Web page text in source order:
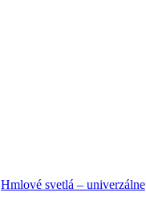
Hmlové svetlá – univerzálne